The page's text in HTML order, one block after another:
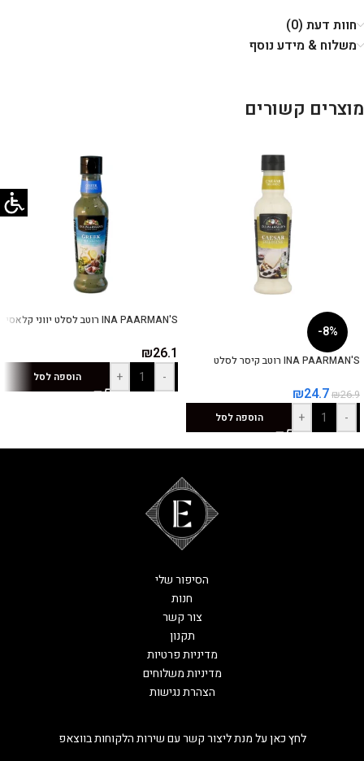
חוות דעת (0)
משלוח & מידע נוסף
מוצרים קשורים
-8%
INA PAARMAN'S רוטב קיסר לסלט
₪26.9
₪24.7
-
+ הוספה לסל
INA PAARMAN'S רוטב לסלט יווני קלאסי
₪26.1
-
+ הוספה לסל
לחץ כאן על מנת ליצור קשר עם שירות הלקוחות בווצאפ
הסיפור שלי
חנות
צור קשר
תקנון
מדיניות פרטיות
מדיניות משלוחים
הצהרת נגישות